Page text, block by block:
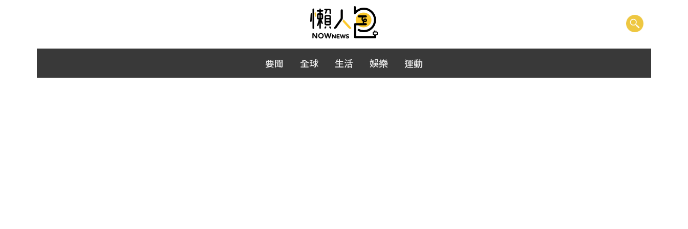
要聞 全球 生活 娛樂 運動